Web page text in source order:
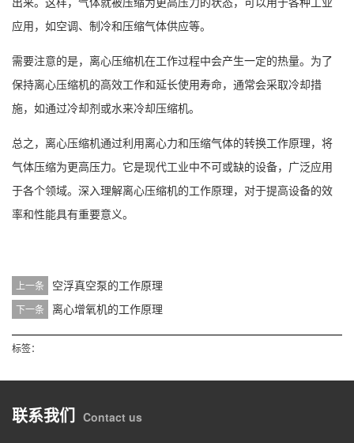
出来。这样，气体就被压缩为更高压力的状态，可以用于各种工业
应用，如空调、制冷和压缩气体供应等。
需要注意的是，离心压缩机在工作过程中会产生一定的热量。为了
保持离心压缩机的高效工作和延长使用寿命，通常会采取冷却措
施，如通过冷却剂或水来冷却压缩机。
总之， 离心压缩机通过利用离心力和压缩气体的转换工作原理，将
气体压缩为更高压力。它是现代工业中不可或缺的设备，广泛应用
于各个领域。深入理解离心压缩机的工作原理，对于提高设备的效
率和性能具有重要意义。
上一条 空浮真空泵的工作原理
下一条 离心增氧机的工作原理
标签：
联系我们 Contact us